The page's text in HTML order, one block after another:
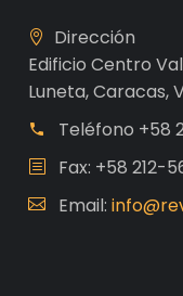
Dirección
Edificio Centro
Luneta, Caracas,
Teléfono +58
Fax: +58 212-
Email: